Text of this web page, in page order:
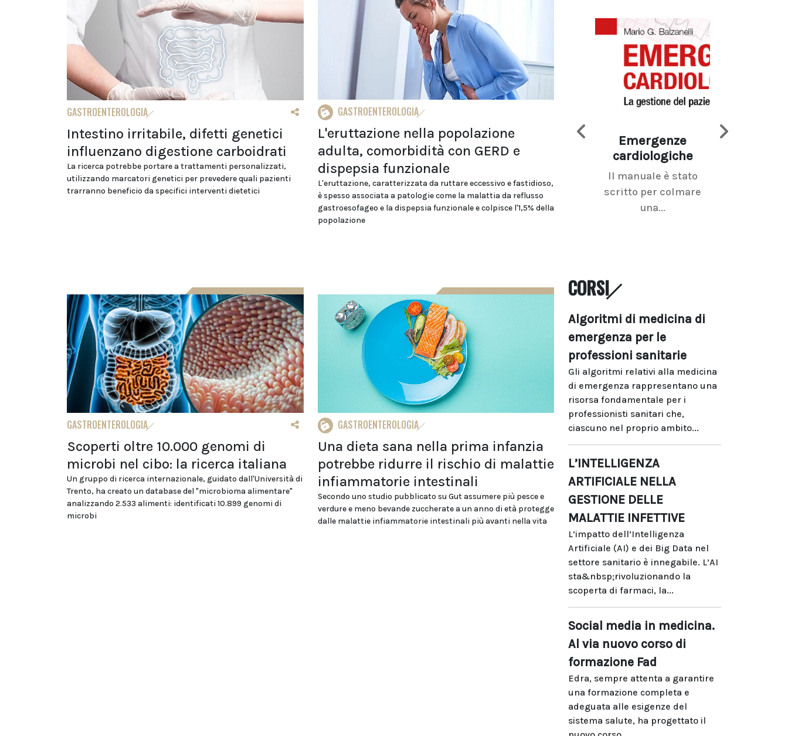
GASTROENTEROLOGIA
Intestino irritabile, difetti genetici
influenzano digestione carboidrati
La ricerca potrebbe portare a trattamenti personalizzati,
utilizzando marcatori genetici per prevedere quali pazienti
trarranno beneficio da specifici interventi dietetici
GASTROENTEROLOGIA
L'eruttazione nella popolazione
adulta, comorbidità con GERD e
dispepsia funzionale
L'eruttazione, caratterizzata da ruttare eccessivo e fastidioso,
è spesso associata a patologie come la malattia da reflusso
gastroesofageo e la dispepsia funzionale e colpisce l'1,5% della
popolazione
GASTROENTEROLOGIA
Scoperti oltre 10.000 genomi di
microbi nel cibo: la ricerca italiana
Un gruppo di ricerca internazionale, guidato dall'Università di
Trento, ha creato un database del "microbioma alimentare"
analizzando 2.533 alimenti: identificati 10.899 genomi di
microbi
GASTROENTEROLOGIA
Una dieta sana nella prima infanzia
potrebbe ridurre il rischio di malattie
infiammatorie intestinali
Secondo uno studio pubblicato su Gut assumere più pesce e
verdure e meno bevande zuccherate a un anno di età protegge
dalle malattie infiammatorie intestinali più avanti nella vita
Emergenze
cardiologiche
Il manuale è stato
scritto per colmare
una...
CORSI
Algoritmi di medicina di
emergenza per le
professioni sanitarie
Gli algoritmi relativi alla medicina
di emergenza rappresentano una
risorsa fondamentale per i
professionisti sanitari che,
ciascuno nel proprio ambito...
L’INTELLIGENZA
ARTIFICIALE NELLA
GESTIONE DELLE
MALATTIE INFETTIVE
L’impatto dell’Intelligenza
Artificiale (AI) e dei Big Data nel
settore sanitario è innegabile. L’AI
sta&nbsp;rivoluzionando la
scoperta di farmaci, la...
Social media in medicina.
Al via nuovo corso di
formazione Fad
Edra, sempre attenta a garantire
una formazione completa e
adeguata alle esigenze del
sistema salute, ha progettato il